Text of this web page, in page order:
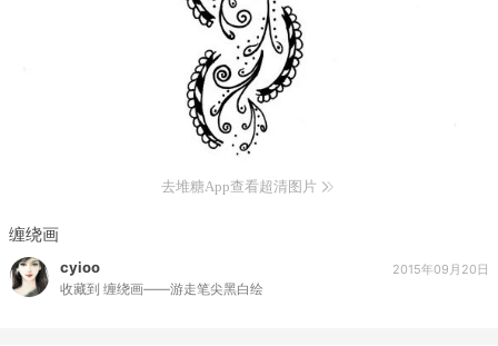
去堆糖App查看超清图片
缠绕画
cyioo
收藏到 缠绕画――游走笔尖黑白绘
2015年09月20日